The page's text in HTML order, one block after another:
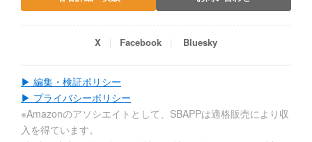
X Facebook Bluesky
▶ 編集・検証ポリシー
▶ プライバシーポリシー
※Amazonのアソシエイトとして、SBAPPは適格販売により収
入を得ています。